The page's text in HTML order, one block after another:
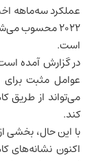
عملکرد سه‌ماهه
۲۰۲۲ محسوب
است.
در گزارش آمده
عوامل مثبت
می‌تواند از طریق
کند.
با این حال، بخشی
اکنون